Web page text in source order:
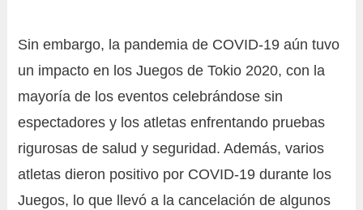
Sin embargo, la pandemia de COVID-19 aún tuvo
un impacto en los Juegos de Tokio 2020, con la
mayoría de los eventos celebrándose sin
espectadores y los atletas enfrentando pruebas
rigurosas de salud y seguridad. Además, varios
atletas dieron positivo por COVID-19 durante los
Juegos, lo que llevó a la cancelación de algunos